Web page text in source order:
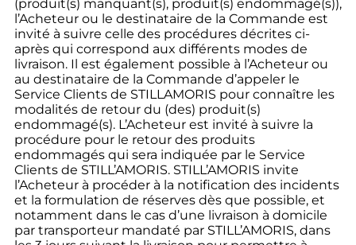
(produit(s) manquant(s), produit(s) endommagé(s)),
l’Acheteur ou le destinataire de la Commande est
invité à suivre celle des procédures décrites ci-
après qui correspond aux différents modes de
livraison. Il est également possible à l’Acheteur ou
au destinataire de la Commande d’appeler le
Service Clients de STILLAMORIS pour connaître les
modalités de retour du (des) produit(s)
endommagé(s). L’Acheteur est invité à suivre la
procédure pour le retour des produits
endommagés qui sera indiquée par le Service
Clients de STILL’AMORIS. STILL’AMORIS invite
l’Acheteur à procéder à la notification des incidents
et la formulation de réserves dès que possible, et
notamment dans le cas d’une livraison à domicile
par transporteur mandaté par STILL’AMORIS, dans